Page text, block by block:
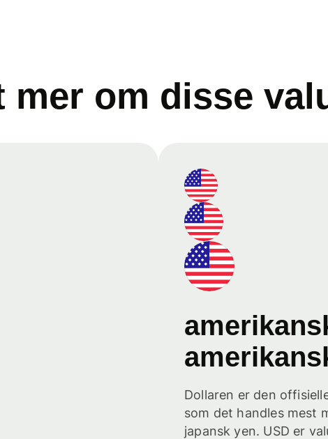
mer om disse
Dollaren er den
som det handles mest
japansk yen. USD er